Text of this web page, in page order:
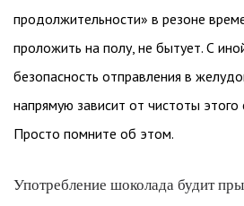
продолжительности» в резоне
проложить на полу, не бытует. С
безопасность отправления в
напрямую зависит от чистоты этого
Просто помните об этом.
Употребление шоколада будит